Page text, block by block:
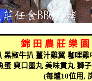
錦 田 農 莊 樂 園
黑椒牛扒 薑汁雞翼 咖哩雞
蛋 爽口墨丸 美味貢丸 獅
(每爐10位用,